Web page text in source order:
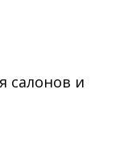
салонов и